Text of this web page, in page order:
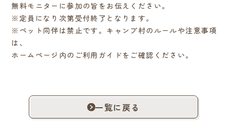
無料モニターに参加の旨をお伝えください。
※定員になり次第受付終了となります。
※ペット同伴は禁止です。キャンプ村のルールや注意事項
は、
ホームページ内のご利用ガイドをご確認ください。
一覧に戻る